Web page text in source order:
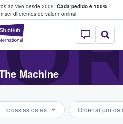
ao vivo desde 2009. Cada pedido é 100%
ser diferentes do valor nominal.
StubHub – onde
bilhetes
Machine
Todas as datas Ordenar por